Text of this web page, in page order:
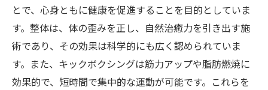
とで、心身ともに健康を促進することを目的としていま
す。整体は、体の歪みを正し、自然治癒力を引き出す施
術であり、その効果は科学的にも広く認められていま
す。また、キックボクシングは筋力アップや脂肪燃焼に
効果的で、短時間で集中的な運動が可能です。これらを